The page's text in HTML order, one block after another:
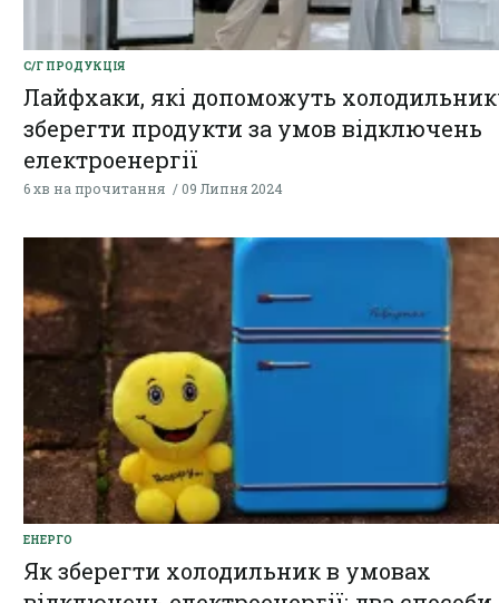
С/Г ПРОДУКЦІЯ
Лайфхаки, які допоможуть
зберегти продукти за умов відключень
електроенергії
6 хв на прочитання 09 Липня 2024
ЕНЕРГО
Як зберегти холодильник в умовах